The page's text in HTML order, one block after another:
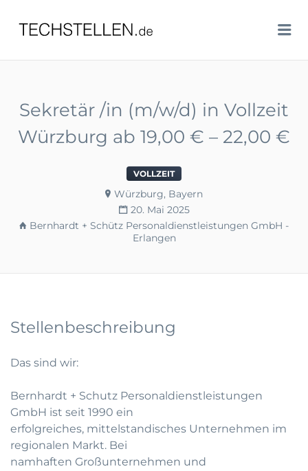
TECHSTELLEN.DE
Sekretär /in (m/w/d) in Vollzeit
Würzburg ab 19,00 € – 22,00 €
VOLLZEIT
Würzburg, Bayern
20. Mai 2025
Bernhardt + Schütz Personaldienstleistungen GmbH -
Erlangen
Stellenbeschreibung
Das sind wir:
Bernhardt + Schutz Personaldienstleistungen
GmbH ist seit 1990 ein
erfolgreiches, mittelstandisches Unternehmen im
regionalen Markt. Bei
namhaften Großunternehmen und